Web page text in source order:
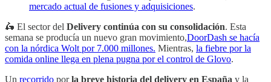
mercado actual de fusiones y adquisiciones.
🛵 El sector del Delivery continúa con su consolidación. Esta
semana se producía un nuevo gran movimiento,DoorDash se hacía
con la nórdica Wolt por 7.000 millones. Mientras, la fiebre por la
comida online llega en plena pugna por el control de Glovo.
Un recorrido porla breve historia del delivery en España y la